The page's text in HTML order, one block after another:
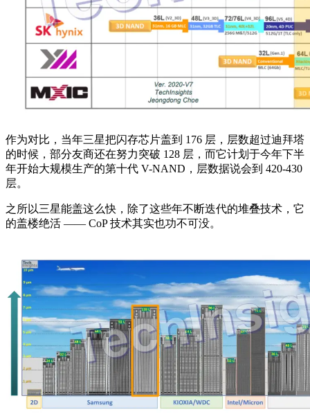
作为对比，当年三星把闪存芯片盖到 176 层，层数超过迪拜塔
的时候，部分友商还在努力突破 128 层，而它计划于今年下半
年开始大规模生产的第十代 V-NAND，层数据说会到 420-430
层。
之所以三星能盖这么快，除了这些年不断迭代的堆叠技术，它
的盖楼绝活 —— CoP 技术其实也功不可没。